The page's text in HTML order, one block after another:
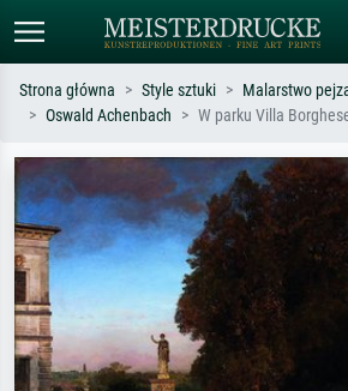
Szukaj wg artysty, tytułu lub stylu – np.
Monet, Gwiaździsta noc,
impresjonizm, fala Hokusaia, akt.
Opisz
Strona główna Style sztuki
Malarstwo
Oswald Achenbach
W parku Villa